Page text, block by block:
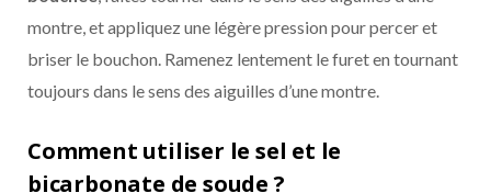
montre, et appliquez une légère pression pour percer et
briser le bouchon. Ramenez lentement le furet en tournant
toujours dans le sens des aiguilles d’une montre.
Comment utiliser le sel et le
bicarbonate de soude ?